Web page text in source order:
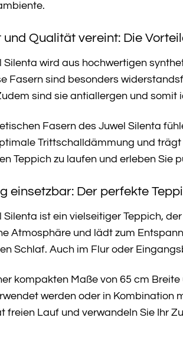
und Qualität vereint: Die
Silenta wird aus hochwertigen
Fasern sind besonders
sind sie antiallergen und somit
Fasern des Juwel Silenta
Trittschalldämmung und
Teppich zu laufen und erleben Sie
einsetzbar: Der perfekte
Silenta ist ein vielseitiger Teppich,
Atmosphäre und lädt zum
Schlaf. Auch im Flur oder
kompakten Maße von 65 cm
werden oder in Kombination
freien Lauf und verwandeln Sie Ihr